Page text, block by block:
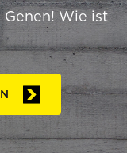
Wie ist